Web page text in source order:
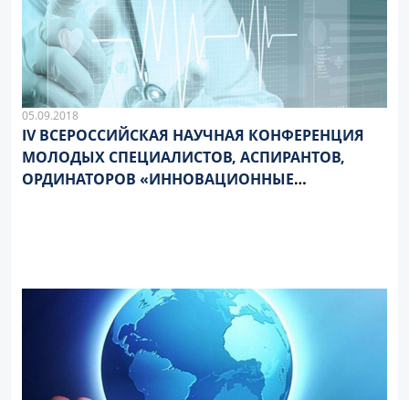
05.09.2018
IV ВСЕРОССИЙСКАЯ НАУЧНАЯ КОНФЕРЕНЦИЯ
МОЛОДЫХ СПЕЦИАЛИСТОВ, АСПИРАНТОВ,
ОРДИНАТОРОВ «ИННОВАЦИОННЫЕ